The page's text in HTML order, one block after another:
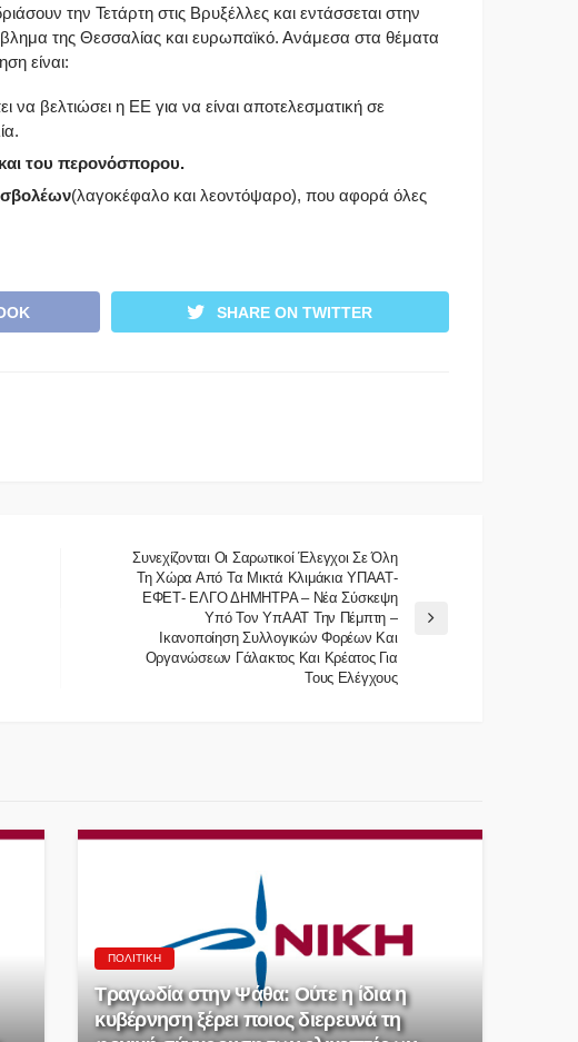
την Τετάρτη στις Βρυξέλλες και εντάσσεται στην
της Θεσσαλίας και ευρωπαϊκό. Ανάμεσα στα θέματα
είναι:
να βελτιώσει η ΕΕ για να είναι αποτελεσματική σε
του περονόσπορου.
(λαγοκέφαλο και λεοντόψαρο), που αφορά όλες
SHARE ON TWITTER
Συνεχίζονται Οι Σαρωτικοί Έλεγχοι Σε Όλη
Τη Χώρα Από Τα Μικτά Κλιμάκια ΥΠΑΑΤ-
ΕΦΕΤ- ΕΛΓΟ ΔΗΜΗΤΡΑ – Νέα Σύσκεψη
Υπό Τον ΥπΑΑΤ Την Πέμπτη –
Ικανοποίηση Συλλογικών Φορέων Και
Οργανώσεων Γάλακτος Και Κρέατος Για
Τους Ελέγχους
ΠΟΛΙΤΙΚΉ
Τραγωδία στην Ψάθα: Ούτε η ίδια η
κυβέρνηση ξέρει ποιος διερευνά τη